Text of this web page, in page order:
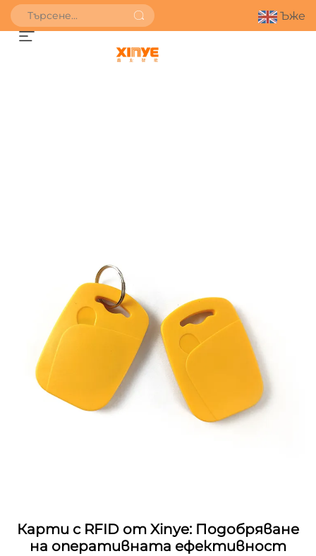
Ъже
Карти с RFID от Xinye: Подобряване
на оперативната ефективност